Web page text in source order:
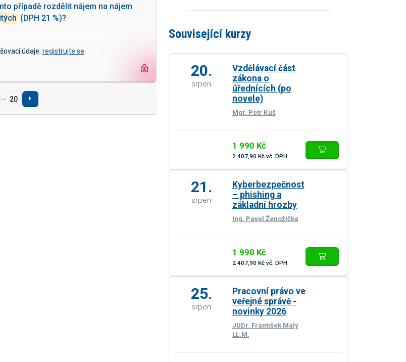
případě rozdělit nájem na nájem
(DPH 21 %)?
údaje, registrujte se
... 20
Související kurzy
20.
srpen
Vzdělávací část
zákona o
úřednících (po
novele)
Mgr. Petr Kuš
1 990 Kč
2 407,90 Kč vč. DPH
21.
srpen
Kyberbezpečnost
– phishing a
základní hrozby
Ing. Pavel Ženožička
1 990 Kč
2 407,90 Kč vč. DPH
25.
srpen
Pracovní právo ve
veřejné správě -
novinky 2026
JUDr. František Malý
LL.M.